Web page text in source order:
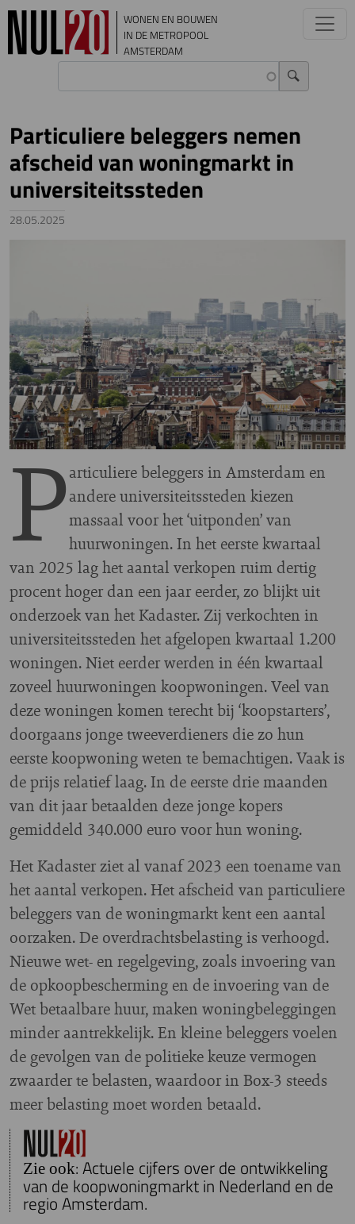
Overslaan en naar de inhoud gaan
WONEN EN BOUWEN
IN DE METROPOOL
AMSTERDAM
Particuliere beleggers nemen
afscheid van woningmarkt in
universiteitssteden
28.05.2025
Particuliere beleggers in Amsterdam en
andere universiteitssteden kiezen
massaal voor het ‘uitponden’ van
huurwoningen. In het eerste kwartaal
van 2025 lag het aantal verkopen ruim dertig
procent hoger dan een jaar eerder, zo blijkt uit
onderzoek van het Kadaster. Zij verkochten in
universiteitssteden het afgelopen kwartaal 1.200
woningen. Niet eerder werden in één kwartaal
zoveel huurwoningen koopwoningen. Veel van
deze woningen komen terecht bij ‘koopstarters’,
doorgaans jonge tweeverdieners die zo hun
eerste koopwoning weten te bemachtigen. Vaak is
de prijs relatief laag. In de eerste drie maanden
van dit jaar betaalden deze jonge kopers
gemiddeld 340.000 euro voor hun woning.
Het Kadaster ziet al vanaf 2023 een toename van
het aantal verkopen. Het afscheid van particuliere
beleggers van de woningmarkt kent een aantal
oorzaken. De overdrachtsbelasting is verhoogd.
Nieuwe wet- en regelgeving, zoals invoering van
de opkoopbescherming en de invoering van de
Wet betaalbare huur, maken woningbeleggingen
minder aantrekkelijk. En kleine beleggers voelen
de gevolgen van de politieke keuze vermogen
zwaarder te belasten, waardoor in Box-3 steeds
meer belasting moet worden betaald.
Zie ook: Actuele cijfers over de ontwikkeling
van de koopwoningmarkt in Nederland en de
regio Amsterdam.